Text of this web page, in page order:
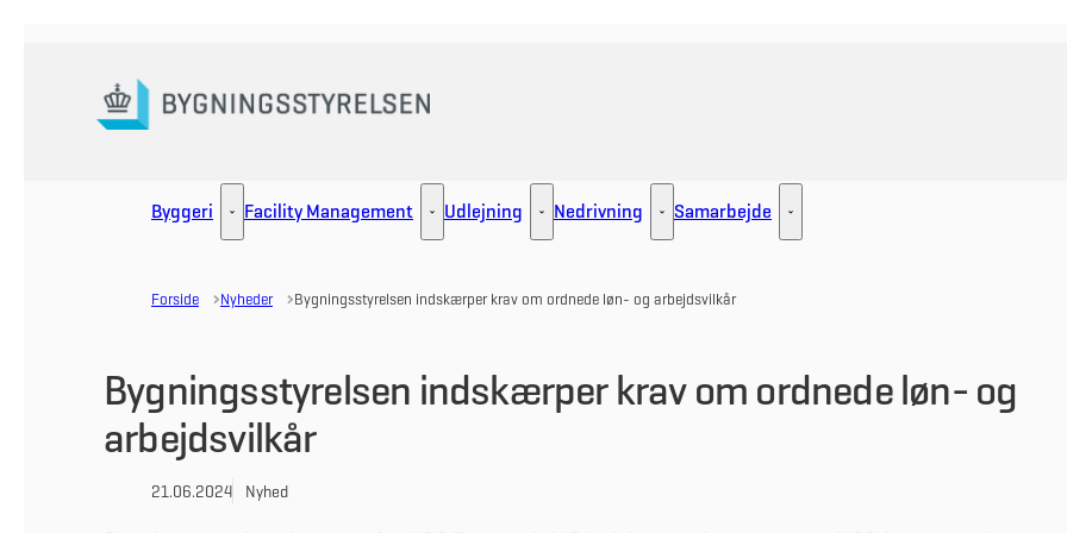
Byggeri Byggeri - Flere links
Facility Management Facility Management - Flere links
Udlejning Udlejning - Flere links
Nedrivning Nedrivning - Flere links
Samarbejde Samarbejde - Flere links
Forside Nyheder Bygningsstyrelsen indskærper krav om ordnede løn- og arbejdsvilkår
Bygningsstyrelsen indskærper krav om ordnede løn- og
arbejdsvilkår
21.06.2024 Nyhed